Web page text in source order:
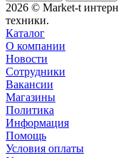
2026 © Market-t
техники.
Каталог
О компании
Новости
Сотрудники
Вакансии
Магазины
Политика
Информация
Помощь
Условия оплаты